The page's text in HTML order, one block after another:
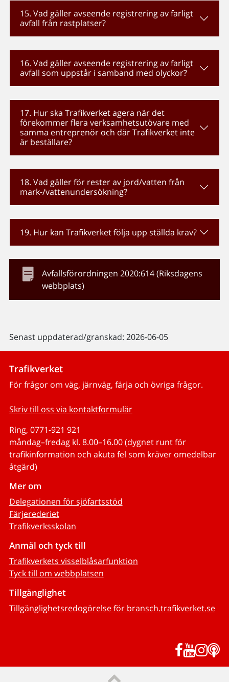
15. Vad gäller avseende registrering av farligt
avfall från rastplatser?
16. Vad gäller avseende registrering av farligt
avfall som uppstår i samband med olyckor?
17. Hur ska Trafikverket agera när det
förekommer flera verksamhetsutövare med
samma entreprenör och där Trafikverket inte
är beställare?
18. Vad gäller för rester av jord/vatten från
mark-/vattenundersökning?
19. Hur kan Trafikverket följa upp ställda krav?
Avfallsförordningen 2020:614 (Riksdagens
webbplats)
Senast uppdaterad/granskad: 2026-06-05
Trafikverket
För frågor om väg, järnväg, färja och övriga frågor.
Skriv till oss via kontaktformulär
Ring, 0771-921 921
måndag–fredag kl. 8.00–16.00 (dygnet runt för
trafikinformation och akuta fel som kräver omedelbar
åtgärd)
Mer om
Delegationen för sjöfartsstöd
Färjerederiet
Trafikverksskolan
Anmäl och tyck till
Trafikverkets visselblåsarfunktion
Tyck till om webbplatsen
Tillgänglighet
Tillgänglighetsredogörelse för bransch.trafikverket.se
Facebook
YouTube